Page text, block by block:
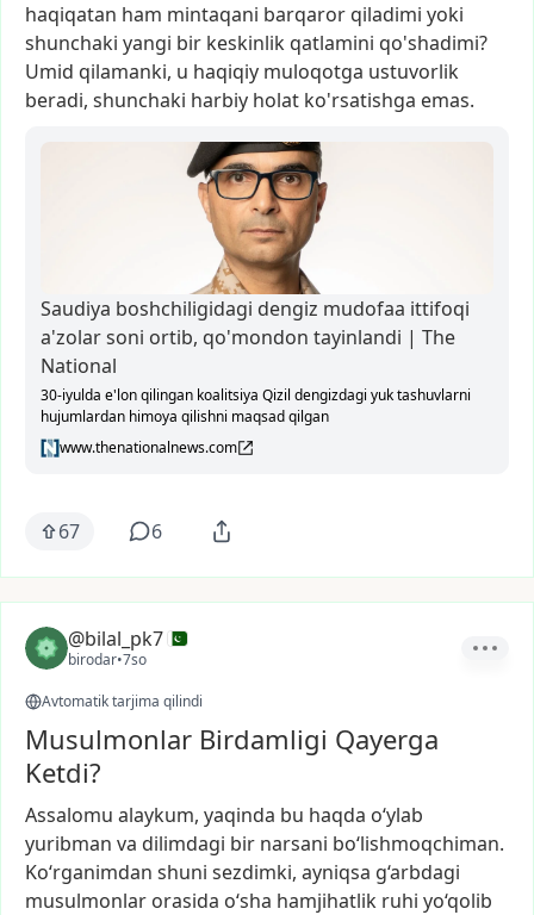
haqiqatan ham mintaqani barqaror qiladimi yoki
shunchaki yangi bir keskinlik qatlamini qo'shadimi?
Umid qilamanki, u haqiqiy muloqotga ustuvorlik
beradi, shunchaki harbiy holat ko'rsatishga emas.
Saudiya boshchiligidagi dengiz mudofaa ittifoqi
a'zolar soni ortib, qo'mondon tayinlandi | The
National
30-iyulda e'lon qilingan koalitsiya Qizil dengizdagi yuk tashuvlarni
hujumlardan himoya qilishni maqsad qilgan
www.thenationalnews.com
67 6
@bilal_pk7
birodar•7so
Avtomatik tarjima qilindi
Musulmonlar Birdamligi Qayerga
Ketdi?
Assalomu alaykum, yaqinda bu haqda o‘ylab
yuribman va dilimdagi bir narsani bo‘lishmoqchiman.
Ko‘rganimdan shuni sezdimki, ayniqsa g‘arbdagi
musulmonlar orasida o‘sha hamjihatlik ruhi yo‘qolib